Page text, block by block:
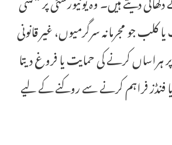
جو مجرمانہ سرگرمیوں، غیر قانونی
پر ہراساں کرنے کی حمایت یا فروغ دیتا
فنڈز فراہم کرنے سے روکنے کے لیے